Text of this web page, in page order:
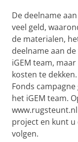
De deelname
veel geld,
de materialen,
deelname aan
iGEM team,
kosten te
Fonds
het iGEM team.
project en kunt u
volgen.